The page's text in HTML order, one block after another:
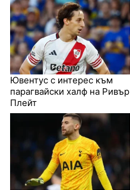
Ювентус с интерес към
парагвайски халф на Ривър
Плейт